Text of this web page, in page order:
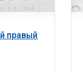
правый